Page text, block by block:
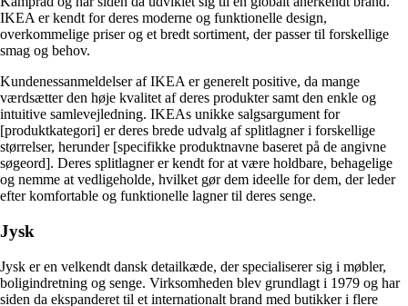
IKEA er kendt for deres moderne og funktionelle design,
overkommelige priser og et bredt sortiment, der passer til forskellige
smag og behov.
Kundenessanmeldelser af IKEA er generelt positive, da mange
værdsætter den høje kvalitet af deres produkter samt den enkle og
intuitive samlevejledning. IKEAs unikke salgsargument for
[produktkategori] er deres brede udvalg af splitlagner i forskellige
størrelser, herunder [specifikke produktnavne baseret på de angivne
søgeord]. Deres splitlagner er kendt for at være holdbare, behagelige
og nemme at vedligeholde, hvilket gør dem ideelle for dem, der leder
efter komfortable og funktionelle lagner til deres senge.
Jysk
Jysk er en velkendt dansk detailkæde, der specialiserer sig i møbler,
boligindretning og senge. Virksomheden blev grundlagt i 1979 og har
siden da ekspanderet til et internationalt brand med butikker i flere